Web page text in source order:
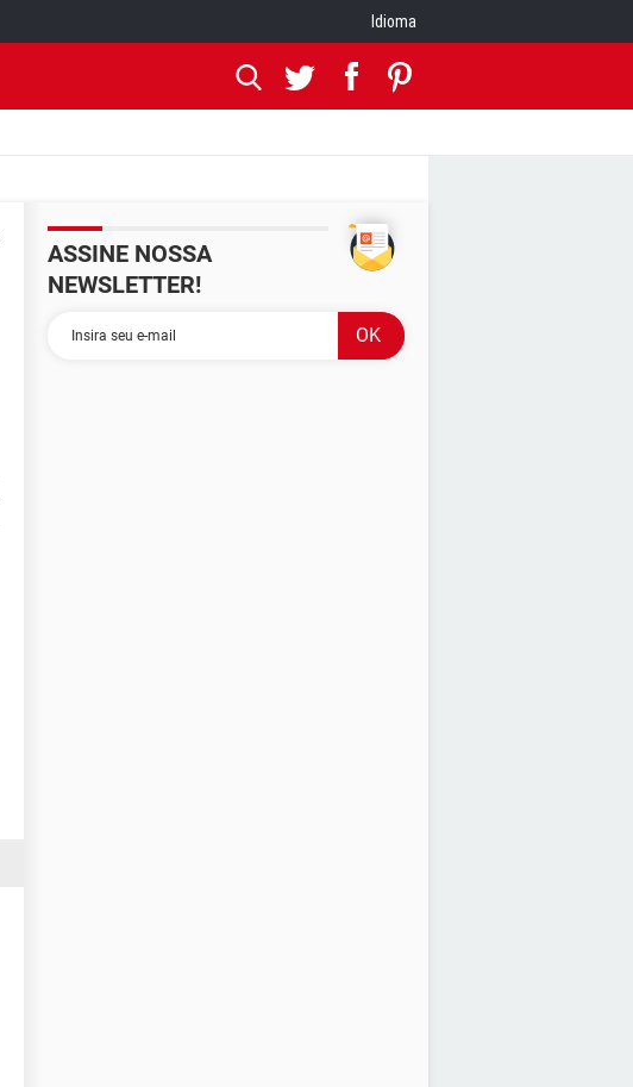
Idioma
ASSINE NOSSA
NEWSLETTER!